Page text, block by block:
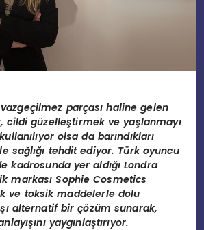
parçası haline gelen
cildi güzelleştirmek ve yaşlanmayı
olsa da barındıkları
sağlığı tehdit ediyor. Türk oyuncu
kadrosunda yer aldığı Londra
markası Sophie Cosmetics
ve toksik maddelerle dolu
alternatif bir çözüm sunarak,
yaygınlaştırıyor.